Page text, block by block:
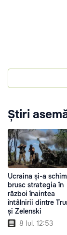
Știri
Ucraina și-a
brusc strategia în
război înaintea
întâlnirii dintre
și Zelenski
8 Iul. 12:53